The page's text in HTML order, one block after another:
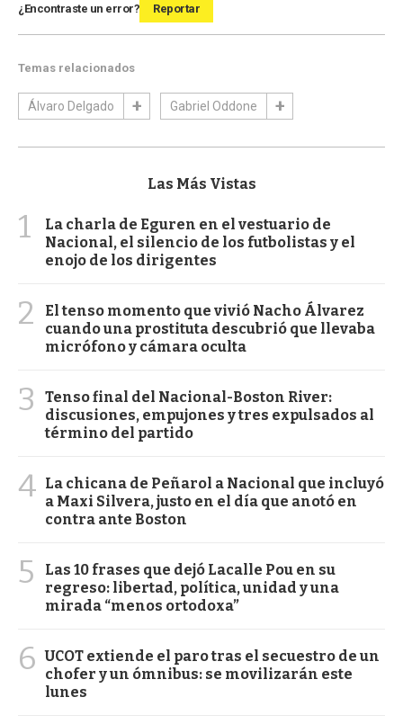
¿Encontraste un error? Reportar
Temas relacionados
Álvaro Delgado Gabriel Oddone
Las Más Vistas
1
La charla de Eguren en el vestuario de
Nacional, el silencio de los futbolistas y el
enojo de los dirigentes
2
El tenso momento que vivió Nacho Álvarez
cuando una prostituta descubrió que llevaba
micrófono y cámara oculta
3
Tenso final del Nacional-Boston River:
discusiones, empujones y tres expulsados al
término del partido
4 La chicana de Peñarol a Nacional que incluyó
a Maxi Silvera, justo en el día que anotó en
contra ante Boston
5
Las 10 frases que dejó Lacalle Pou en su
regreso: libertad, política, unidad y una
mirada “menos ortodoxa”
6 UCOT extiende el paro tras el secuestro de un
chofer y un ómnibus: se movilizarán este
lunes